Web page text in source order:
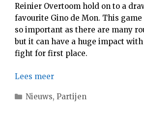
Reinier Overtoom hold on to a
favourite Gino de Mon. This
so important as there are many
but it can have a huge impact
fight for first place.
Lees meer
Categorieën
Nieuws, Partijen